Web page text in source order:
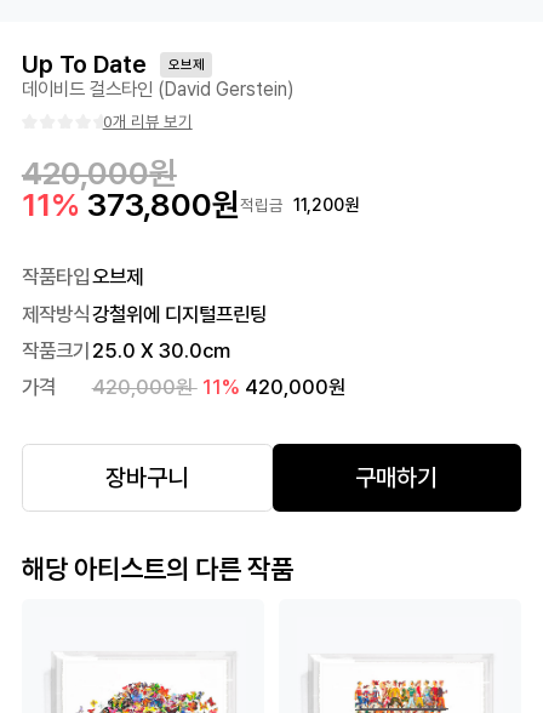
Up To Date 오브제
데이비드 걸스타인 (David Gerstein)
0개 리뷰 보기
420,000원
11% 373,800원적립금 11,200원
작품타입오브제
제작방식강철위에 디지털프린팅
작품크기 25.0 X 30.0cm
가격
420,000원 11% 420,000원
장바구니 구매하기
해당 아티스트의 다른 작품